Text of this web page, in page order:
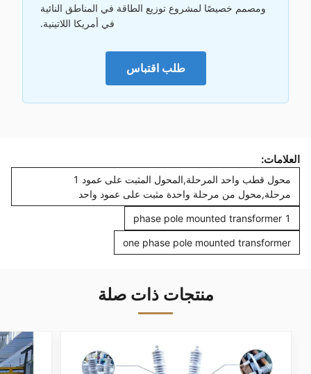
ومصمم خصيصًا لمشروع توزيع الطاقة في المناطق النائية
في أمريكا اللاتينية.
طلب اقتباس
العلامات:
محول قطب واحد المرحلة,المحول المثبت على عمود 1
مرحلة,محول من مرحلة واحدة مثبت على عمود واحد
1 phase pole mounted transformer
one phase pole mounted transformer
منتجات ذات صلة